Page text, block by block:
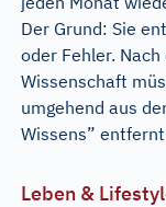
Der Grund: Sie
oder Fehler.
Wissenschaft
umgehend aus
Wissens”
Leben &